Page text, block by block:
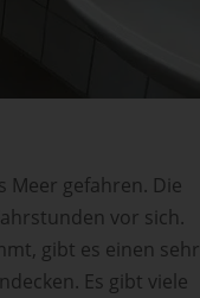
Meer gefahren. Die
vor sich.
gibt es einen sehr
Es gibt viele